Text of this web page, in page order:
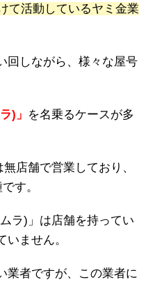
て活動しているヤミ金業
回しながら、様々な屋号
)」 を名乗るケースが多
店舗で営業しており、
す。
ラ)」は店舗を持ってい
いません。
業者ですが、この業者に